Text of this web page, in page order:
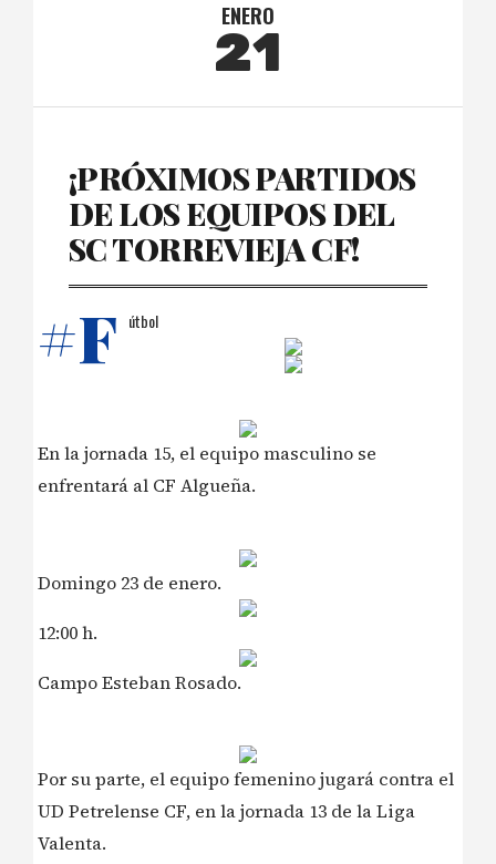
ENERO
21
¡PRÓXIMOS PARTIDOS
DE LOS EQUIPOS DEL
SC TORREVIEJA CF!
#F útbol
En la jornada 15, el equipo masculino se
enfrentará al CF Algueña.
Domingo 23 de enero.
12:00 h.
Campo Esteban Rosado.
Por su parte, el equipo femenino jugará contra el
UD Petrelense CF, en la jornada 13 de la Liga
Valenta.